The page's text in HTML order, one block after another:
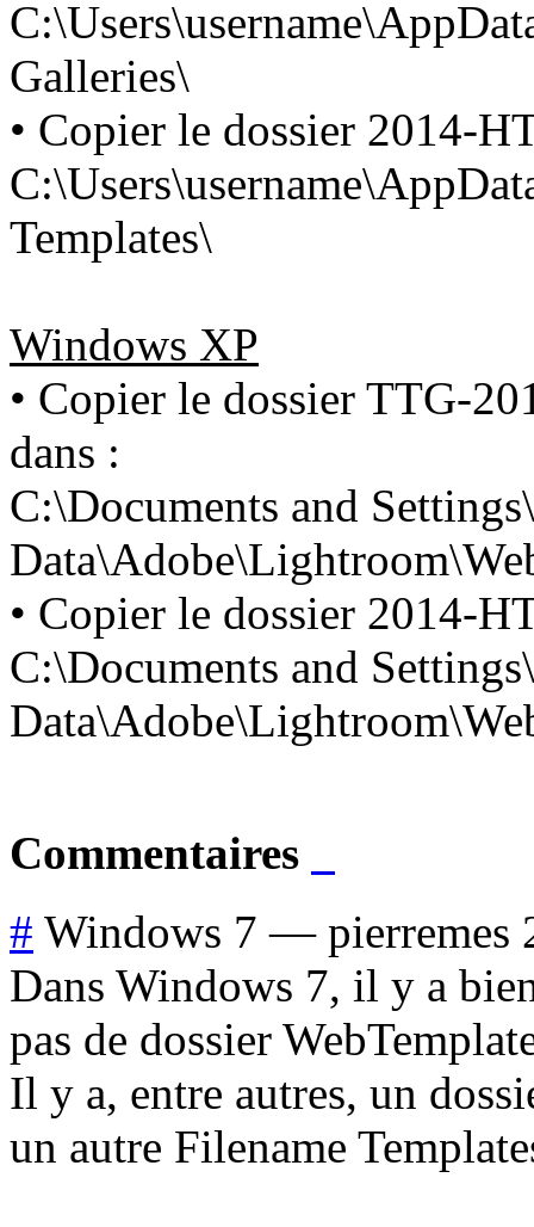
Galleries\
• Copier le dossier 2014-
Templates\
Windows XP
• Copier le dossier TTG-
dans :
C:\Documents and
• Copier le dossier 2014-
C:\Documents and
Commentaires
# Windows 7 — pierremes
Dans Windows 7, il y a
pas de dossier
Il y a, entre autres, un
un autre Filename